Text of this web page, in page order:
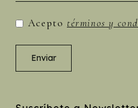
Acepto términos y